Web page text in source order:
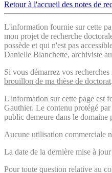
Retour à l'accueil des notes de
L'information fournie sur cette
mon projet de recherche
possède et qui n'est pas
Danielle Blanchette, archiviste
Si vous démarrez vos
brouillon de ma thèse de doctorat
L'information sur cette page est
Gauthier. Le contenu protégé
public demeure dans le domaine
Aucune utilisation commerciale
La date de la dernière mise à
Pour toute question relative au